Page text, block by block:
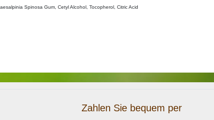
Spinosa Gum, Cetyl Alcohol, Tocopherol, Citric Acid
Zahlen Sie bequem per